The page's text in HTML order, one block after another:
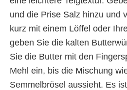
und die Prise Salz hinzu und
kurz mit einem Löffel oder
geben Sie die kalten
Sie die Butter mit den
Mehl ein, bis die Mischung
Semmelbrösel aussieht. Es